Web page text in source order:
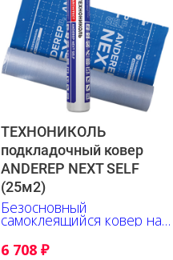
ТЕХНОНИКОЛЬ
подкладочный ковер
ANDEREP NEXT SELF
(25м2)
Безосновный
самоклеящийся ковер на
основе битумно-
полимерной смеси
6 708 ₽